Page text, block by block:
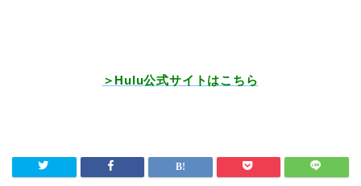
＞Hulu公式サイトはこちら